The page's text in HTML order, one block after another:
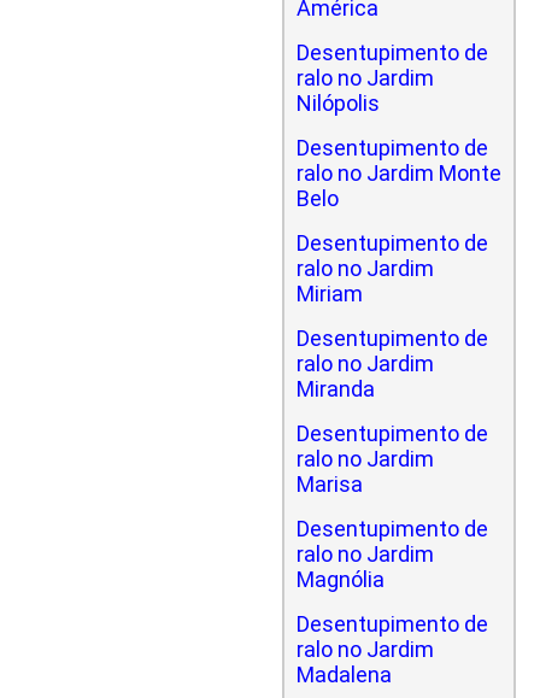
América
Desentupimento de
ralo no Jardim
Nilópolis
Desentupimento de
ralo no Jardim Monte
Belo
Desentupimento de
ralo no Jardim
Miriam
Desentupimento de
ralo no Jardim
Miranda
Desentupimento de
ralo no Jardim
Marisa
Desentupimento de
ralo no Jardim
Magnólia
Desentupimento de
ralo no Jardim
Madalena